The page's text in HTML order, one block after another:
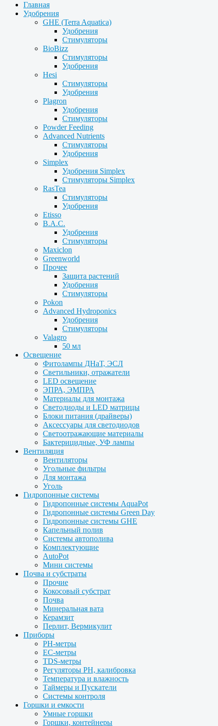
Главная
Удобрения
GHE (Terra Aquatica)
Удобрения
Стимуляторы
BioBizz
Стимуляторы
Удобрения
Hesi
Стимуляторы
Удобрения
Plagron
Удобрения
Стимуляторы
Powder Feeding
Advanced Nutrients
Стимуляторы
Удобрения
Simplex
Удобрения Simplex
Стимуляторы Simplex
RasTea
Стимуляторы
Удобрения
Etisso
B.A.C.
Удобрения
Стимуляторы
Maxiclon
Greenworld
Прочее
Защита растений
Удобрения
Стимуляторы
Pokon
Advanced Hydroponics
Удобрения
Стимуляторы
Valagro
50 мл
Освещение
Фитолампы ДНаТ, ЭСЛ
Светильники, отражатели
LED освещение
ЭПРА, ЭМПРА
Материалы для монтажа
Светодиоды и LED матрицы
Блоки питания (драйверы)
Аксессуары для светодиодов
Светоотражающие материалы
Бактерицидные, УФ лампы
Вентиляция
Вентиляторы
Угольные фильтры
Для монтажа
Уголь
Гидропонные системы
Гидропонные системы AquaPot
Гидропонные системы Green Day
Гидропонные системы GHE
Капельный полив
Системы автополива
Комплектующие
AutoPot
Мини системы
Почва и субстраты
Прочие
Кокосовый субстрат
Почва
Минеральная вата
Керамзит
Перлит, Вермикулит
Приборы
PH-метры
EC-метры
TDS-метры
Регуляторы PH, калибровка
Температура и влажность
Таймеры и Пускатели
Системы контроля
Горшки и емкости
Умные горшки
Горшки, контейнеры